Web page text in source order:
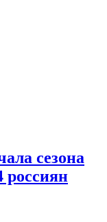
сезона
россиян